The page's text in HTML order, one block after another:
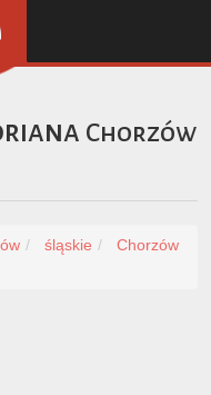
Chorzów
śląskie
Chorzów